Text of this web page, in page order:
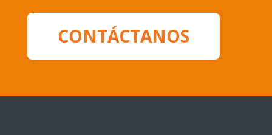
CONTÁCTANOS